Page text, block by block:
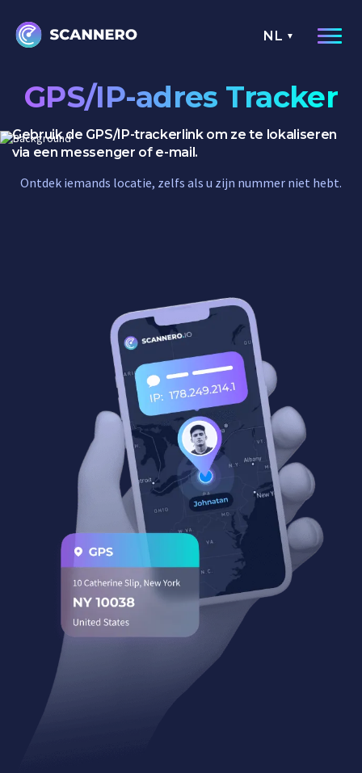
NL
GPS/IP-adres Tracker
Gebruik de GPS/IP-trackerlink om ze te lokaliseren
via een messenger of e-mail.
Ontdek iemands locatie, zelfs als u zijn nummer niet hebt.